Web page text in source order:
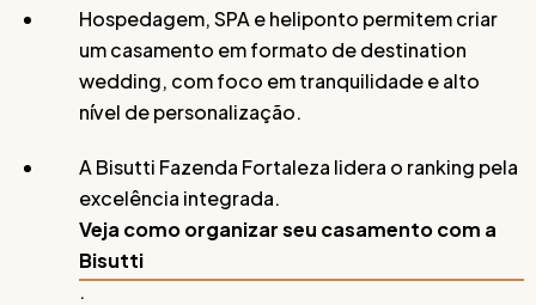
Hospedagem, SPA e heliponto permitem criar
um casamento em formato de destination
wedding, com foco em tranquilidade e alto
nível de personalização.
A Bisutti Fazenda Fortaleza lidera o ranking pela
excelência integrada.
Veja como organizar seu casamento com a
Bisutti
.